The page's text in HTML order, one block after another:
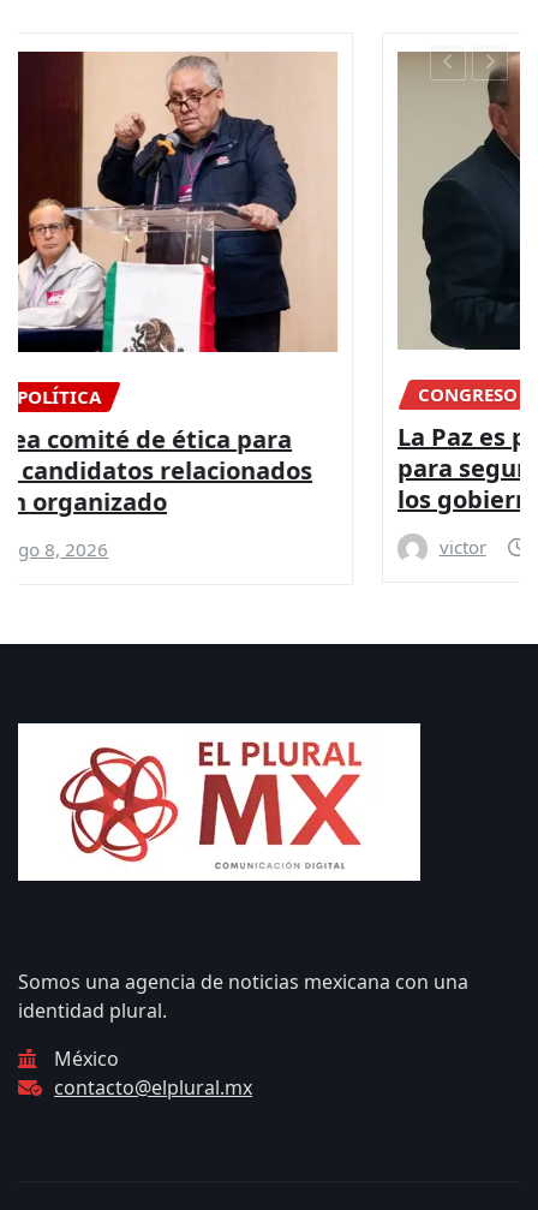
CONGRESO NACIONAL
La Paz es posible con más presupuesto
para seguridad y coordinación entre
los gobiernos: PRI
victor
Somos una agencia de noticias mexicana con una
identidad plural.
México
contacto@elplural.mx